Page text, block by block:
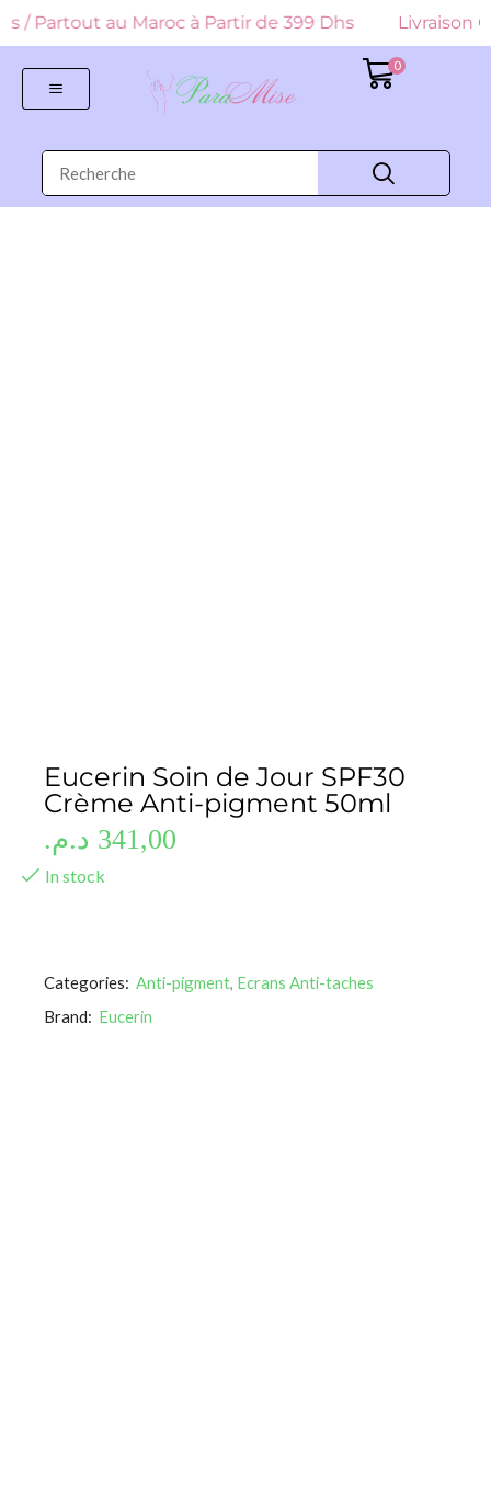
/ Partout au Maroc à Partir de 399 Dhs Livraison
0
Eucerin Soin de Jour SPF30
Crème Anti-pigment 50ml
341,00 د.م.
In stock
Categories: Anti-pigment, Ecrans Anti-taches
Brand: Eucerin